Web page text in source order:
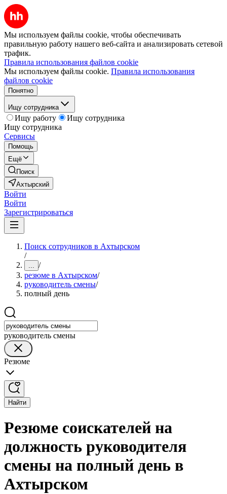
Мы используем файлы cookie, чтобы обеспечивать
правильную работу нашего веб-сайта и анализировать сетевой
трафик.
Правила использования файлов cookie
Мы используем файлы cookie. Правила использования
файлов cookie
Понятно
Ищу сотрудника
Ищу работу
Ищу сотрудника
Ищу сотрудника
Сервисы
Помощь
Ещё
Поиск
Ахтырский
Войти
Войти
Зарегистрироваться
Поиск сотрудников в Ахтырском
/
... /
резюме в Ахтырском/
руководитель смены/
полный день
руководитель смены
Резюме
Найти
Резюме соискателей на
должность руководителя
смены на полный день в
Ахтырском